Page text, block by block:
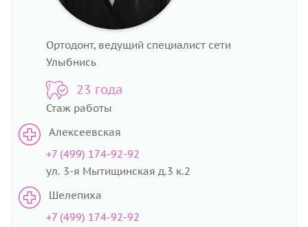
Ортодонт, ведущий специалист сети
Улыбнись
23 года
Стаж работы
Алексеевская
+7 (499) 174-92-92
ул. 3-я Мытищинская д.3 к.2
Шелепиха
+7 (499) 174-92-92